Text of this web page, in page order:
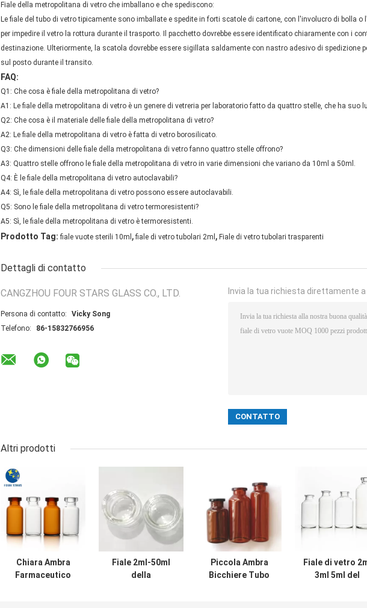
Fiale della metropolitana di vetro che imballano e che spediscono:
Le fiale del tubo di vetro tipicamente sono imballate e spedite in forti scatole di cartone, con l'involucro di bolla
per impedire il vetro la rottura durante il trasporto. Il pacchetto dovrebbe essere identificato chiaramente con i
destinazione. Ulteriormente, la scatola dovrebbe essere sigillata saldamente con nastro adesivo di spedizione
sul posto durante il transito.
FAQ:
Q1: Che cosa è fiale della metropolitana di vetro?
A1: Le fiale della metropolitana di vetro è un genere di vetreria per laboratorio fatto da quattro stelle, che ha suo
Q2: Che cosa è il materiale delle fiale della metropolitana di vetro?
A2: Le fiale della metropolitana di vetro è fatta di vetro borosilicato.
Q3: Che dimensioni delle fiale della metropolitana di vetro fanno quattro stelle offrono?
A3: Quattro stelle offrono le fiale della metropolitana di vetro in varie dimensioni che variano da 10ml a 50ml.
Q4: È le fiale della metropolitana di vetro autoclavabili?
A4: Sì, le fiale della metropolitana di vetro possono essere autoclavabili.
Q5: Sono le fiale della metropolitana di vetro termoresistenti?
A5: Sì, le fiale della metropolitana di vetro è termoresistenti.
Prodotto Tag: fiale vuote sterili 10ml , fiale di vetro tubolari 2ml , Fiale di vetro tubolari trasparenti
Dettagli di contatto
CANGZHOU FOUR STARS GLASS CO., LTD.
Persona di contatto:
Vicky Song
Telefono:
86-15832766956
Invia la tua richiesta direttamente a
Altri prodotti
Chiara Ambra
Farmaceutico
Fiale 2ml-50ml
della
Piccola Ambra
Bicchiere Tubo
Fiale di vetro
3ml 5ml del